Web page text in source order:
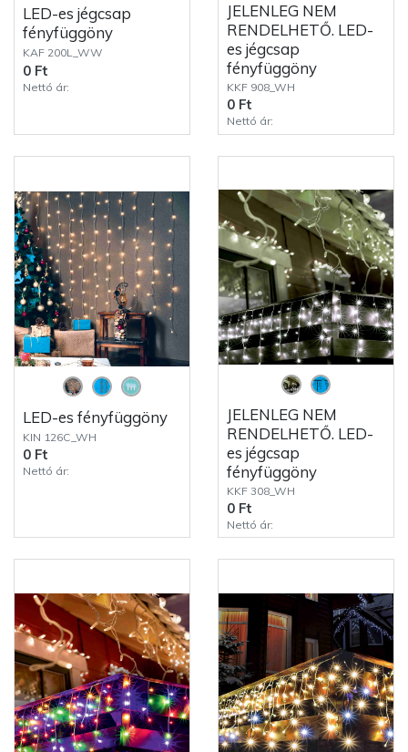
LED-es jégcsap
fényfüggöny
KAF 200L_WW
0 Ft
Nettó ár:
JELENLEG NEM
RENDELHETŐ. LED-
es jégcsap
fényfüggöny
KKF 908_WH
0 Ft
Nettó ár:
LED-es fényfüggöny
KIN 126C_WH
0 Ft
Nettó ár:
JELENLEG NEM
RENDELHETŐ. LED-
es jégcsap
fényfüggöny
KKF 308_WH
0 Ft
Nettó ár: